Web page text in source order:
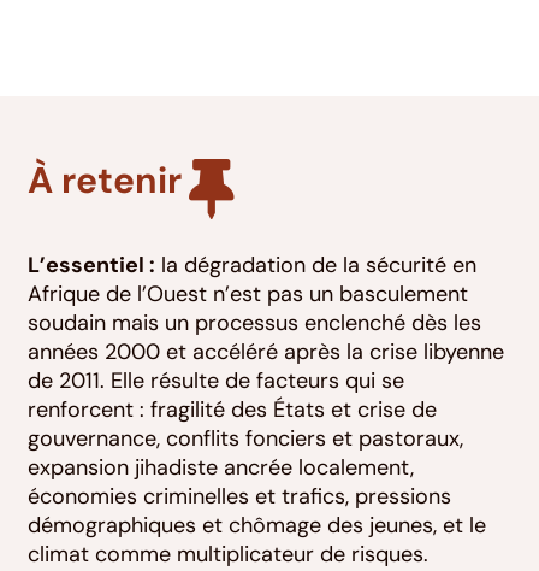
À retenir
L’essentiel : la dégradation de la sécurité en
Afrique de l’Ouest n’est pas un basculement
soudain mais un processus enclenché dès les
années 2000 et accéléré après la crise libyenne
de 2011. Elle résulte de facteurs qui se
renforcent : fragilité des États et crise de
gouvernance, conflits fonciers et pastoraux,
expansion jihadiste ancrée localement,
économies criminelles et trafics, pressions
démographiques et chômage des jeunes, et le
climat comme multiplicateur de risques.